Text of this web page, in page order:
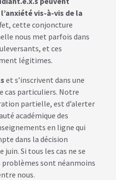
vis-à-vis de la
cette conjoncture
nous met parfois dans
et ces
légitimes.
et s’inscrivent dans une
cas particuliers. Notre
partielle, est d’alerter
académique des
en ligne qui
dans la décision
Si tous les cas ne se
sont néanmoins
nous.